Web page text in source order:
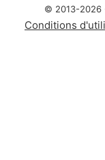
© 2013-2026
Conditions